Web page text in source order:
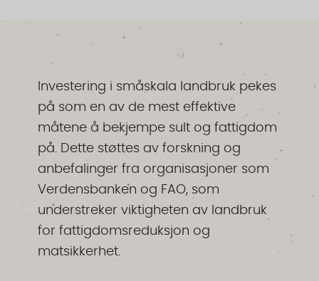
Investering i småskala landbruk pekes
på som en av de mest effektive
måtene å bekjempe sult og fattigdom
på. Dette støttes av forskning og
anbefalinger fra organisasjoner som
Verdensbanken og FAO, som
understreker viktigheten av landbruk
for fattigdomsreduksjon og
matsikkerhet.